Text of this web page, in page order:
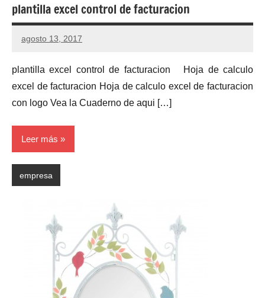
plantilla excel control de facturacion
agosto 13, 2017
No
comentarios
plantilla excel control de facturacion Hoja de calculo
excel de facturacion Hoja de calculo excel de facturacion
con logo Vea la Cuaderno de aqui […]
Leer más
empresa